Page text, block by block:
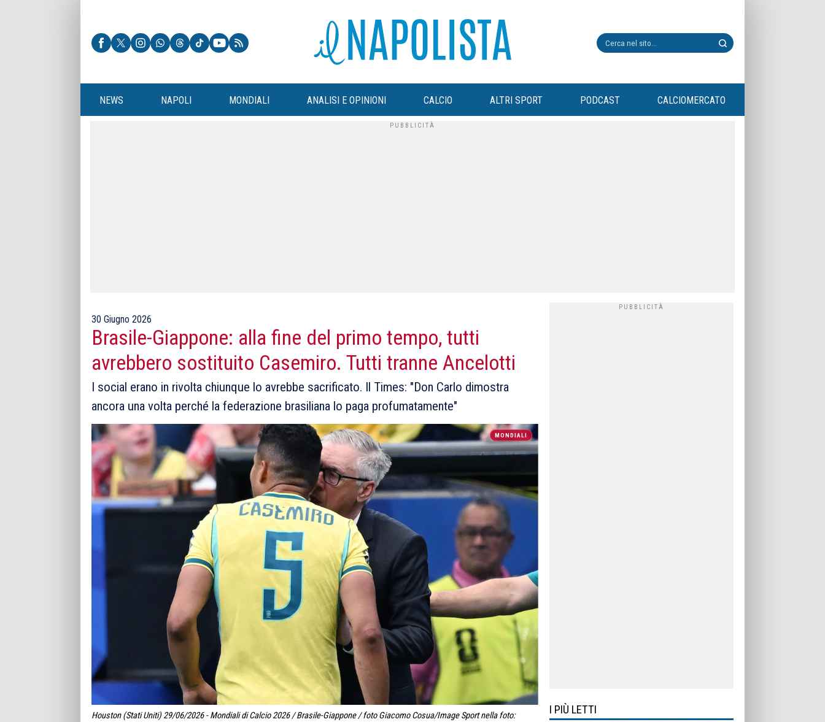
NEWS NAPOLI MONDIALI ANALISI E OPINIONI CALCIO ALTRI SPORT PODCAST CALCIOMERCATO
30 Giugno 2026
Brasile-Giappone: alla fine del primo tempo, tutti
avrebbero sostituito Casemiro. Tutti tranne Ancelotti
I social erano in rivolta chiunque lo avrebbe sacrificato. Il Times: "Don Carlo dimostra
ancora una volta perché la federazione brasiliana lo paga profumatamente"
MONDIALI
Houston (Stati Uniti) 29/06/2026 - Mondiali di Calcio 2026 / Brasile-Giappone / foto Giacomo Cosua/Image Sport nella foto:
I PIÙ LETTI